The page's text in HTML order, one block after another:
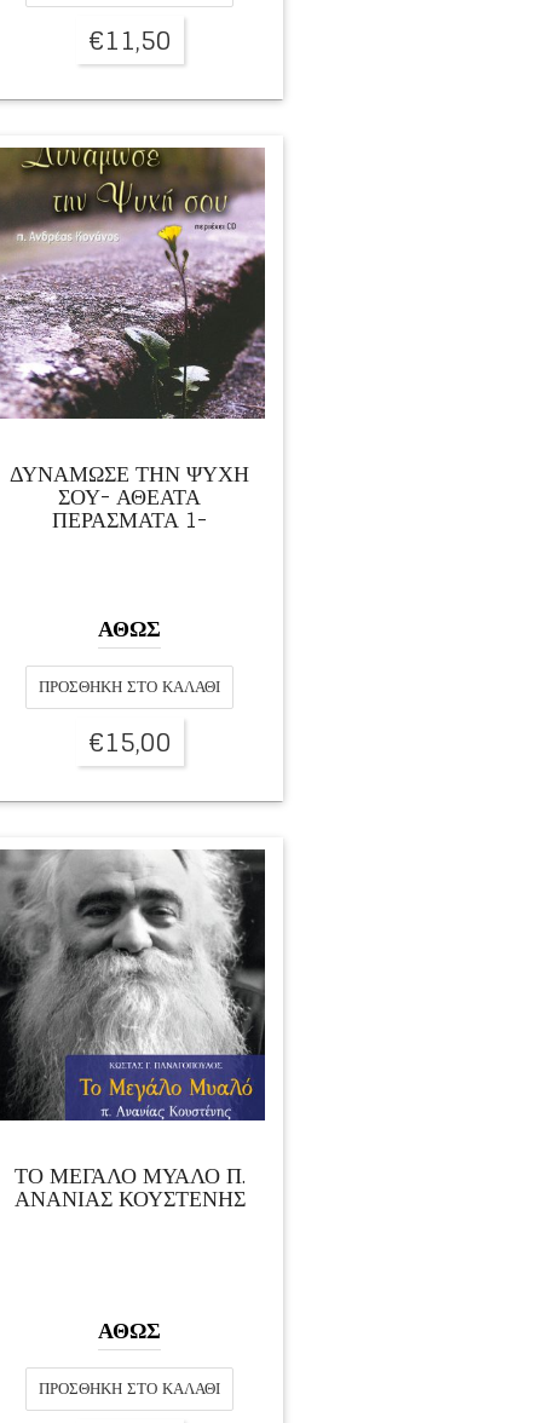
€11,50
ΔΥΝΑΜΩΣΕ ΤΗΝ ΨΥΧΗ
ΣΟΥ- ΑΘΕΑΤΑ
ΠΕΡΑΣΜΑΤΑ 1-
ΑΘΩΣ
ΠΡΟΣΘΉΚΗ ΣΤΟ ΚΑΛΆΘΙ
€15,00
ΤΟ ΜΕΓΑΛΟ ΜΥΑΛΟ Π.
ΑΝΑΝΙΑΣ ΚΟΥΣΤΕΝΗΣ
ΑΘΩΣ
ΠΡΟΣΘΉΚΗ ΣΤΟ ΚΑΛΆΘΙ